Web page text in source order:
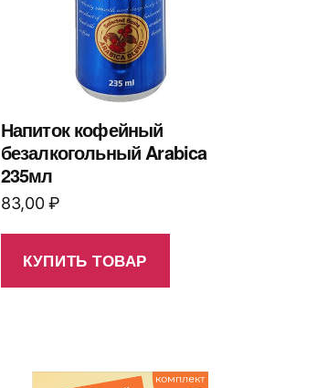
Напиток кофейный
безалкогольный Arabica
235мл
83,00₽
КУПИТЬ ТОВАР